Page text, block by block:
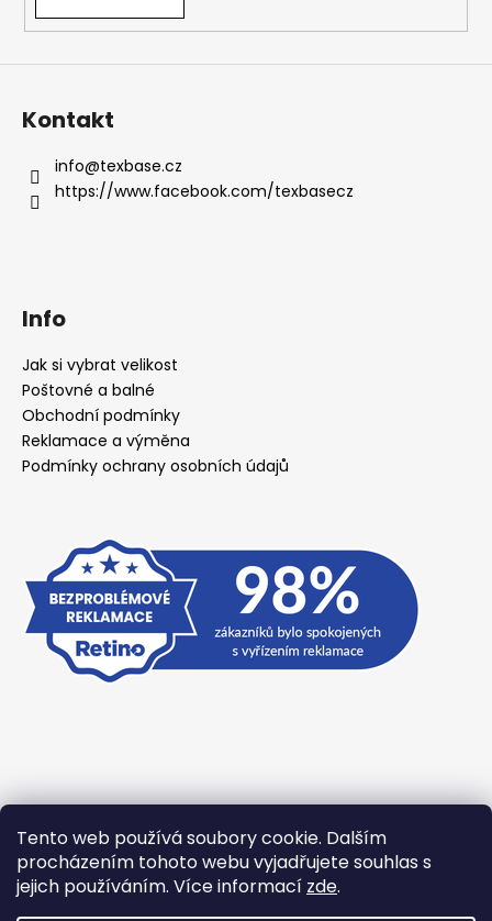
Tento web používá soubory cookie. Dalším
procházením tohoto webu vyjadřujete souhlas s
jejich používáním. Více informací zde.
Kontakt
info@texbase.cz
https://www.facebook.com/texbasecz
Info
Jak si vybrat velikost
Poštovné a balné
Obchodní podmínky
Reklamace a výměna
Podmínky ochrany osobních údajů
Přijímáme online platby